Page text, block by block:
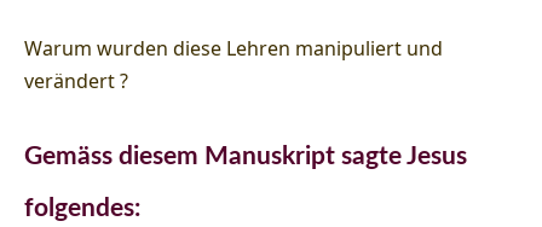
Warum wurden diese Lehren manipuliert und
verändert ?
Gemäss diesem Manuskript sagte Jesus
folgendes: